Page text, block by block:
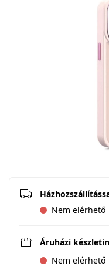
Nem elérhető
Áruházi
Nem elérhető